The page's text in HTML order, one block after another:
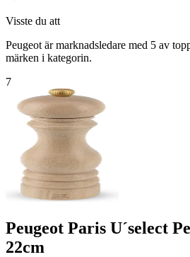
Visste du att
Peugeot är marknadsledare med 5 av
märken i kategorin.
7
Peugeot Paris U´select
22cm